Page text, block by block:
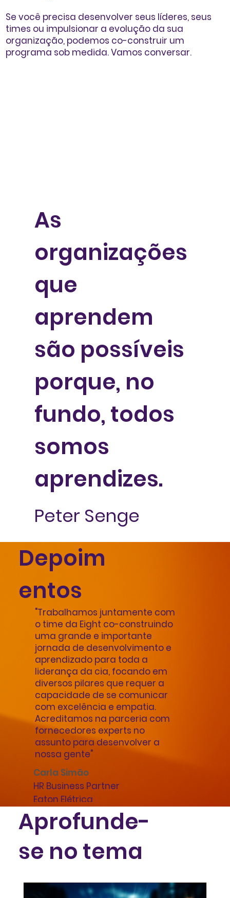
Se você precisa desenvolver seus líderes, seus
times ou impulsionar a evolução da sua
organização, podemos co-construir um
programa sob medida. Vamos conversar.
As
organizações
que
aprendem
são possíveis
porque, no
fundo, todos
somos
aprendizes.
Peter Senge
"Trabalhamos juntamente com
o time da Eight co-construindo
uma grande e importante
jornada de desenvolvimento e
aprendizado para toda a
liderança da cia, focando em
diversos pilares que requer a
capacidade de se comunicar
com excelência e empatia.
Acreditamos na parceria com
fornecedores experts no
assunto para desenvolver a
nossa gente"
HR Business Partner
Eaton Elétrica
Carla Simão
Depoim
entos
Aprofunde-
se no tema